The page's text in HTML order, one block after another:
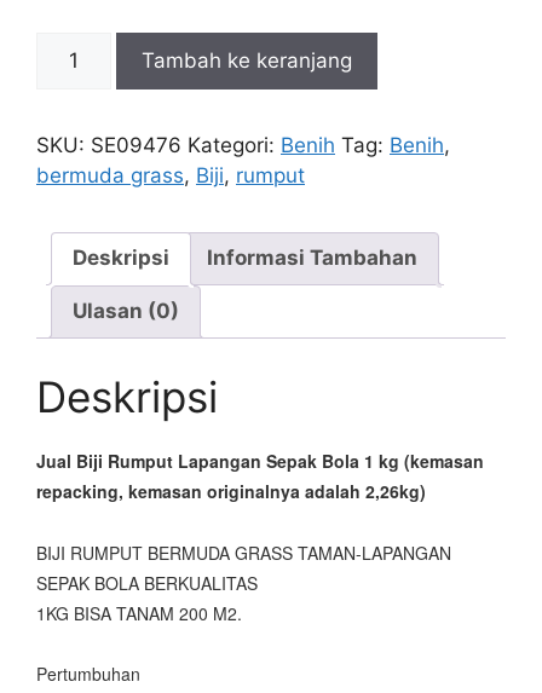
Lapangan
Sepak
(kemasan
repack)
Tambah ke keranjang
SKU: SE09476 Kategori: Benih Tag: Benih,
bermuda grass, Biji, rumput
Deskripsi Informasi Tambahan
Ulasan (0)
Deskripsi
Jual Biji Rumput Lapangan Sepak Bola 1 kg (kemasan
repacking, kemasan originalnya adalah 2,26kg)
BIJI RUMPUT BERMUDA GRASS TAMAN-LAPANGAN
SEPAK BOLA BERKUALITAS
1KG BISA TANAM 200 M2.
Pertumbuhan